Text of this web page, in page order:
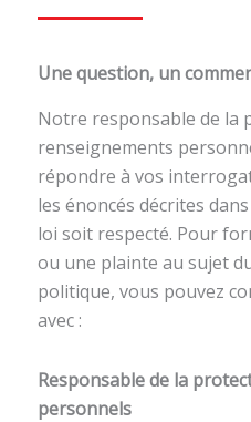
Une question, un
Notre responsable de la
renseignements
répondre à vos
les énoncés décrites
loi soit respecté. Pour
ou une plainte au sujet
politique, vous pouvez
avec :
Responsable de la
personnels